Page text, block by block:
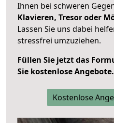
Ihnen bei schweren
Klavieren, Tresor oder
Lassen Sie uns dabei
stressfrei umzuziehen.
Füllen Sie jetzt das
Sie kostenlose Angebote.
Kostenlose